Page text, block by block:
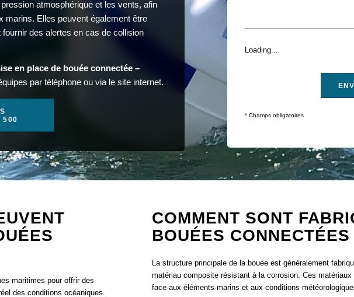
atmosphérique et les vents, afin
marins. Elles peuvent également être
des alertes en cas de collision
en place de bouée connectée –
par téléphone ou via le site internet.
500
Loading...
* Champs obligatoires
maritimes pour offrir des
des conditions océaniques.
COMMENT SONT
BOUÉES CONNECTÉES
La structure principale de la bouée est généralement
matériau composite résistant à la corrosion. Ces
face aux éléments marins et aux conditions